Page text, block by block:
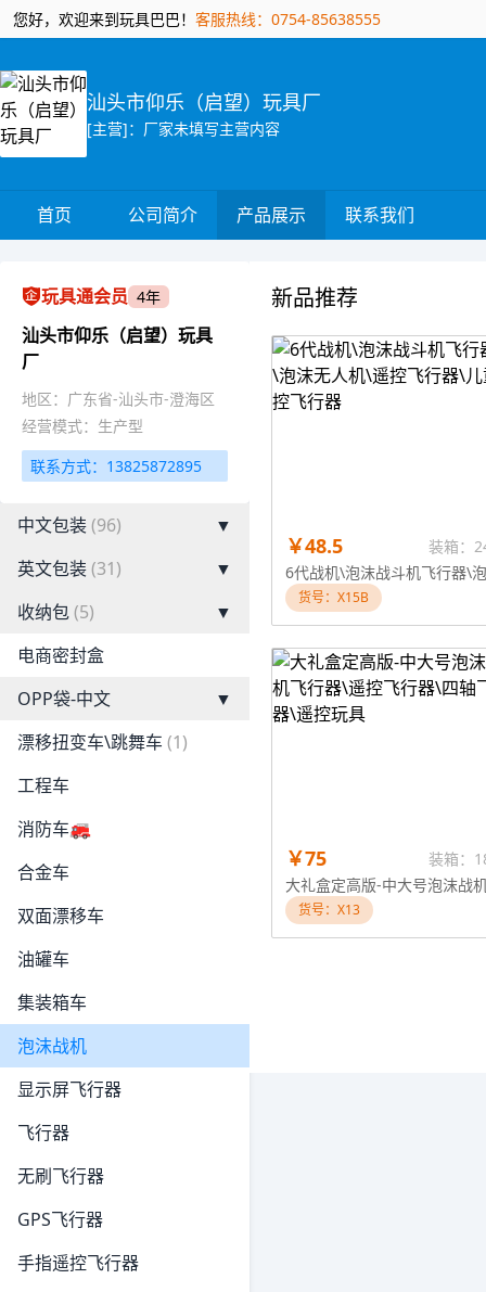
您好，欢迎来到玩具巴巴！ 客服热线：0754-85638555
汕头市仰乐（启望）玩具厂
[主营]：厂家未填写主营内容
首页 公司简介 产品展示 联系我们
玩具通会员 4年
汕头市仰乐（启望）玩具
厂
地区：广东省-汕头市-澄海区
经营模式：生产型
联系方式：13825872895
中文包装(96)
▼
英文包装(31)
▼
收纳包(5)
▼
电商密封盒
OPP袋-中文
▼
漂移扭变车\跳舞车 (1)
工程车
消防车🚒
合金车
双面漂移车
油罐车
集装箱车
泡沫战机
显示屏飞行器
飞行器
无刷飞行器
GPS飞行器
手指遥控飞行器
新品推荐
￥48.5 装箱：
货号：X15B
￥75 装箱：
货号：X13